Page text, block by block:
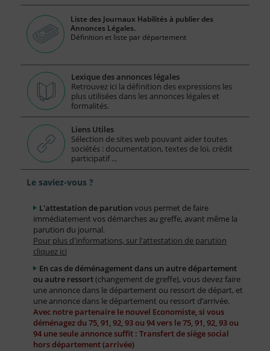
Liste des Journaux Habilités à publier des
Annonces Légales.
Définition et liste par département
Lexique des annonces légales
Retrouvez ici la définition des expressions les
plus utilisées dans les annonces légales et
formalités.
Liens Utiles
Sélection de sites web pouvant aider toutes
sociétés : documentation, textes de loi, crédit
participatif ...
Le saviez-vous ?
L'attestation de parution vous permet de faire
immédiatement vos démarches au greffe, avant même la
parution du journal.
Pour plus d'informations, sur l'attestation de parution
cliquez ici
En cas de déménagement dans un autre département
ou autre ressort(changement de greffe), vous devez faire
une annonce dans le département ou ressort de départ, et
une annonce dans le département ou ressort d’arrivée.
Avec notre partenaire le nouvel Economiste, si vous
déménagez du 75, 91, 92, 93 ou 94 vers le 75, 91, 92, 93 ou
94 une seule annonce suffit : Transfert de siège social
hors département (arrivée)